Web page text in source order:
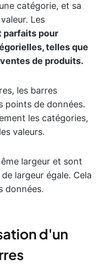
catégorie, et sa
Les
parfaits pour
telles que
de produits.
les barres
points de données.
les catégories,
valeurs.
largeur et sont
largeur égale. Cela
données.
d'un